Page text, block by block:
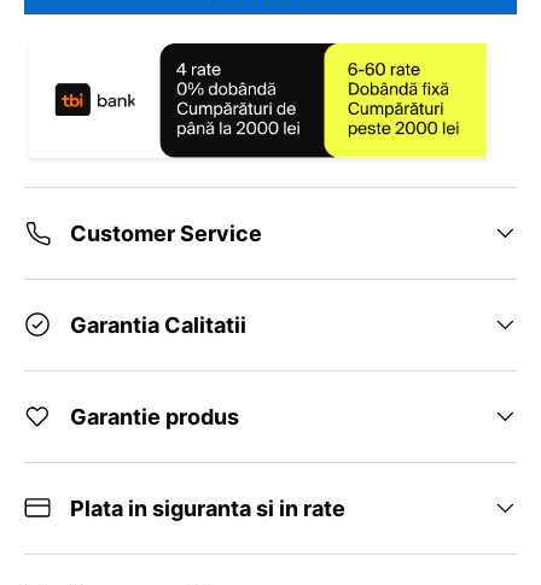
Customer Service
Garantia Calitatii
Garantie produs
Plata in siguranta si in rate